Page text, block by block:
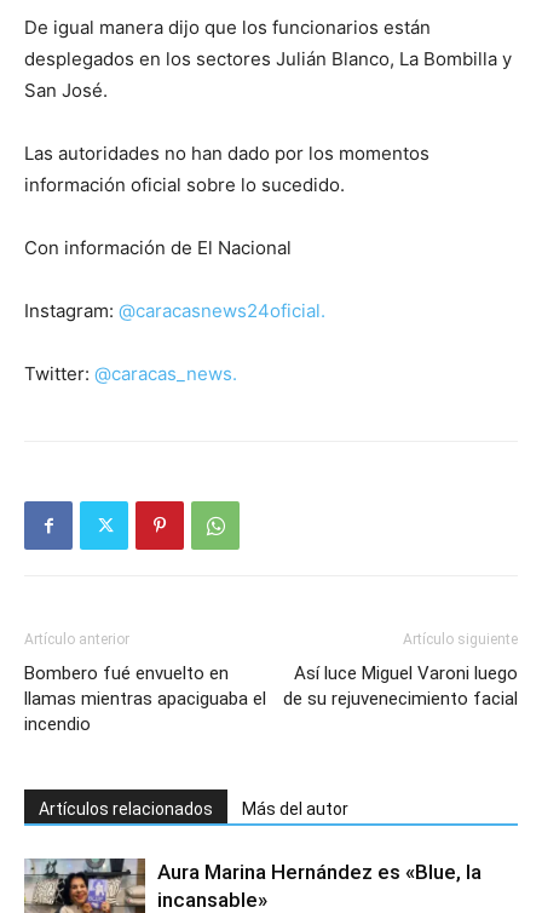
De igual manera dijo que los funcionarios están
desplegados en los sectores Julián Blanco, La Bombilla y
San José.
Las autoridades no han dado por los momentos
información oficial sobre lo sucedido.
Con información de El Nacional
Instagram: @caracasnews24oficial.
Twitter: @caracas_news.
Artículo anterior
Bombero fué envuelto en
llamas mientras apaciguaba el
incendio
Artículo siguiente
Así luce Miguel Varoni luego
de su rejuvenecimiento facial
Artículos relacionados Más del autor
Aura Marina Hernández es «Blue, la
incansable»